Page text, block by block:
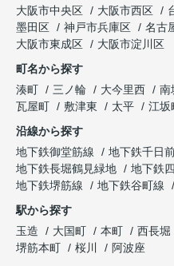
大阪市中央区
大阪市西区
墨田区
神戸市兵庫区 名古
大阪市東成区
大阪市淀川区
町名から探す
湊町
三ノ輪 大今里西 南
瓦屋町
敷津東 太平
江坂
沿線から探す
地下鉄御堂筋線
地下鉄千日
地下鉄長堀鶴見緑地
地下鉄
地下鉄堺筋線
地下鉄谷町線
駅から探す
玉造
大国町 本町 西長堀
堺筋本町
桜川 阿波座